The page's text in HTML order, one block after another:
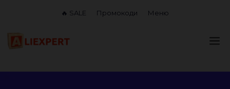
вмісту
🔥 SALE Промокоди Меню